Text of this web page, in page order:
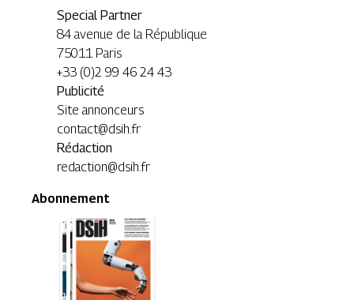
Special Partner
84 avenue de la République
75011 Paris
+33 (0)2 99 46 24 43
Publicité
Site annonceurs
contact@dsih.fr
Rédaction
redaction@dsih.fr
Abonnement